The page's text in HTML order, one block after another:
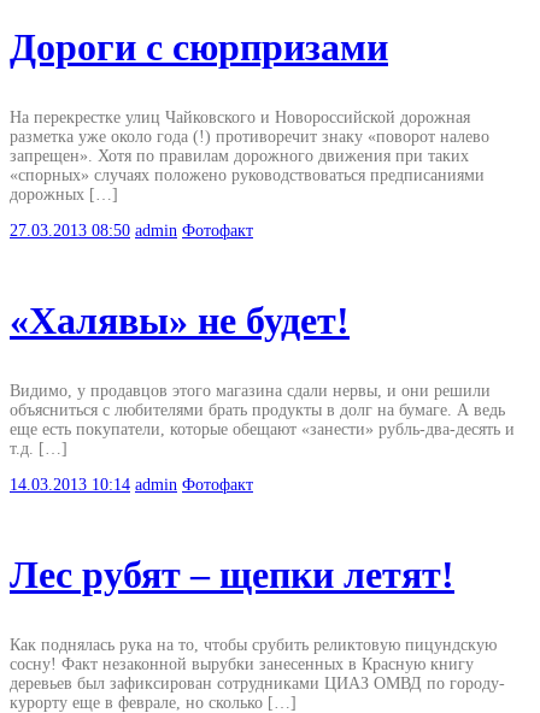
Дороги с сюрпризами
На перекрестке улиц Чайковского и Новороссийской дорожная
разметка уже около года (!) противоречит знаку «поворот налево
запрещен». Хотя по правилам дорожного движения при таких
«спорных» случаях положено руководствоваться предписаниями
дорожных […]
27.03.2013 08:50 admin Фотофакт
«Халявы» не будет!
Видимо, у продавцов этого магазина сдали нервы, и они решили
объясниться с любителями брать продукты в долг на бумаге. А ведь
еще есть покупатели, которые обещают «занести» рубль-два-десять и
т.д. […]
14.03.2013 10:14 admin Фотофакт
Лес рубят – щепки летят!
Как поднялась рука на то, чтобы срубить реликтовую пицундскую
сосну! Факт незаконной вырубки занесенных в Красную книгу
деревьев был зафиксирован сотрудниками ЦИАЗ ОМВД по городу-
курорту еще в феврале, но сколько […]